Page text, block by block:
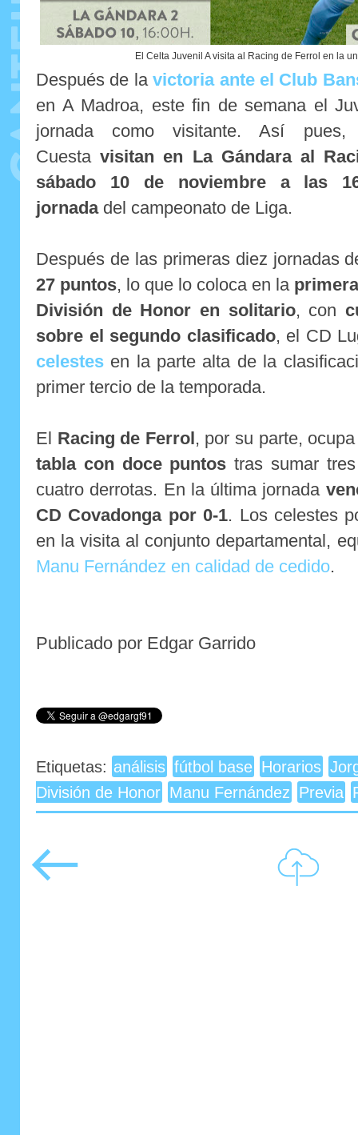
El Celta Juvenil A visita al Racing de Ferrol en la
Después de lavictoria ante el Club
en A Madroa, este fin de semana el
jornada como visitante. Así
Cuestavisitan en La Gándara al
sábado 10 de noviembre a las
jornadadel campeonato de Liga.
Después de las primeras diez jornadas
27 puntos, lo que lo coloca en la
División de Honor en solitario, con
sobre el segundo clasificado, el CD
celestes en la parte alta de la
primer tercio de la temporada.
El Racing de Ferrol , por su parte,
tabla con doce puntostras sumar
cuatro derrotas. En la última jornada
CD Covadonga por 0-1. Los celestes
en la visita al conjunto departamental,
Manu Fernández en calidad de cedido.
Publicado por Edgar Garrido
Etiquetas: análisis fútbol base Horarios
División de Honor Manu Fernández Previa